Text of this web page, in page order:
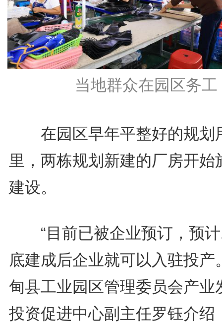
当地群众在园区务工
在园区早年平整好的规划
里，两栋规划新建的厂房开始
建设。
“目前已被企业预订，预计
底建成后企业就可以入驻投产
甸县工业园区管理委员会产业
投资促进中心副主任罗钰介绍